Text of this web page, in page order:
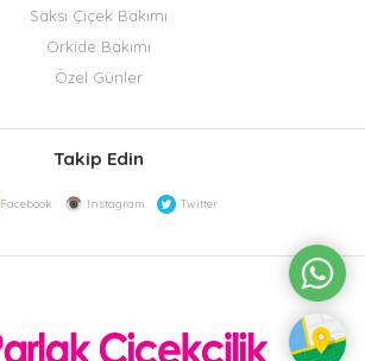
Saksı Çiçek Bakımı
Orkide Bakımı
Özel Günler
Takip Edin
Facebook Instagram Twitter